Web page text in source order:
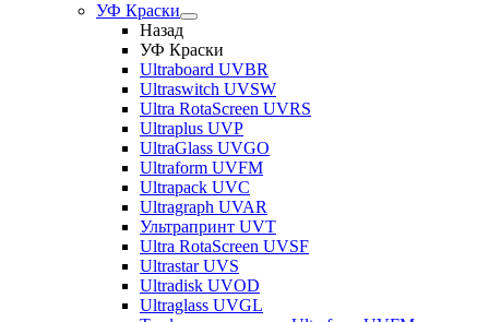
УФ Краски
Назад
УФ Краски
Ultraboard UVBR
Ultraswitch UVSW
Ultra RotaScreen UVRS
Ultraplus UVP
UltraGlass UVGO
Ultraform UVFM
Ultrapack UVC
Ultragraph UVAR
Ультрапринт UVT
Ultra RotaScreen UVSF
Ultrastar UVS
Ultradisk UVOD
Ultraglass UVGL